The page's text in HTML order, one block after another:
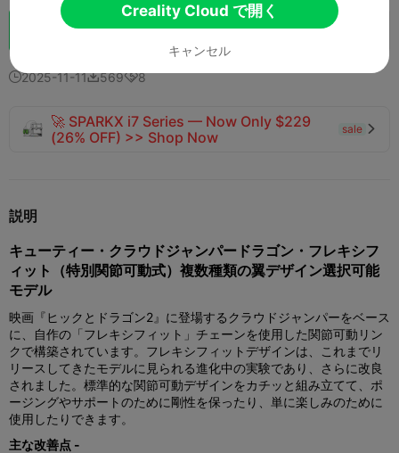
ブースト 207 265  7
2025-11-115698
🚀 SPARKX i7 Series — Now Only $229
(26% OFF) >> Shop Now
sale 
説明
キューティー・クラウドジャンパードラゴン・フレキシフ
ィット（特別関節可動式）複数種類の翼デザイン選択可能
モデル
映画『ヒックとドラゴン2』に登場するクラウドジャンパーをベース
に、自作の「フレキシフィット」チェーンを使用した関節可動リン
クで構築されています。フレキシフィットデザインは、これまでリ
リースしてきたモデルに見られる進化中の実験であり、さらに改良
されました。標準的な関節可動デザインをカチッと組み立てて、ポ
ージングやサポートのために剛性を保ったり、単に楽しみのために
使用したりできます。
主な改善点 -
Creality Cloud で開く
キャンセル